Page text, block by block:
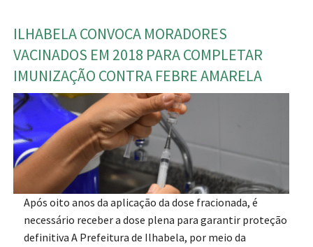
ILHABELA CONVOCA MORADORES
VACINADOS EM 2018 PARA COMPLETAR
IMUNIZAÇÃO CONTRA FEBRE AMARELA
Após oito anos da aplicação da dose fracionada, é
necessário receber a dose plena para garantir proteção
definitiva A Prefeitura de Ilhabela, por meio da